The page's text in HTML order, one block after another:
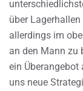
über
allerdings im
an den Mann zu
ein Überangebot
uns neue